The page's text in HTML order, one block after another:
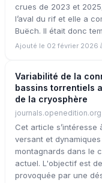
crues de 2023 et
l’aval du rif et elle a
Buëch. Il était donc
Ajouté le 02 février 2026
Variabilité de la
bassins torrentiels
de la cryosphère
journals.openedition.org
Cet article
versant et
montagnards dans le
actuel. L'objectif est
provoquée par une